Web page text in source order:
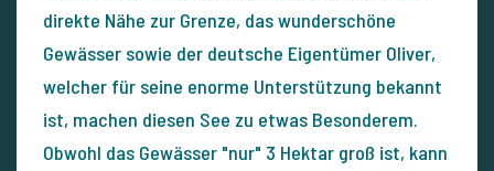
direkte Nähe zur Grenze, das wunderschöne
Gewässer sowie der deutsche Eigentümer Oliver,
welcher für seine enorme Unterstützung bekannt
ist, machen diesen See zu etwas Besonderem.
Obwohl das Gewässer "nur" 3 Hektar groß ist, kann